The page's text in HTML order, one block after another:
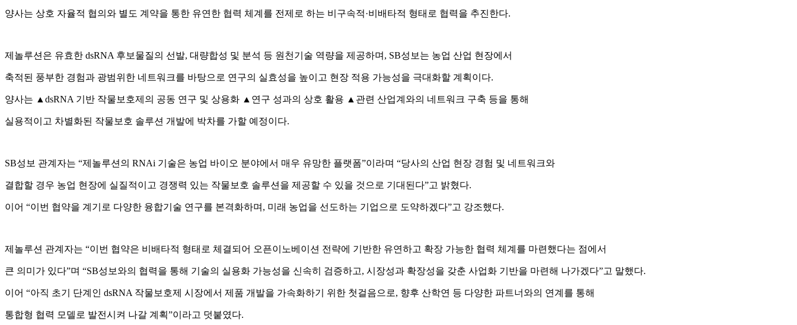
양사는 상호 자율적 협의와 별도 계약을 통한 유연한 협력 체계를 전제로 하는 비구속적·비배타적 형태로 협력을 추진한다.
제놀루션은 유효한 dsRNA 후보물질의 선발, 대량합성 및 분석 등 원천기술 역량을 제공하며, SB성보는 농업 산업 현장에서
축적된 풍부한 경험과 광범위한 네트워크를 바탕으로 연구의 실효성을 높이고 현장 적용 가능성을 극대화할 계획이다.
양사는 ▲dsRNA 기반 작물보호제의 공동 연구 및 상용화 ▲연구 성과의 상호 활용 ▲관련 산업계와의 네트워크 구축 등을 통해
실용적이고 차별화된 작물보호 솔루션 개발에 박차를 가할 예정이다.
SB성보 관계자는 “제놀루션의 RNAi 기술은 농업 바이오 분야에서 매우 유망한 플랫폼”이라며 “당사의 산업 현장 경험 및 네트워크와
결합할 경우 농업 현장에 실질적이고 경쟁력 있는 작물보호 솔루션을 제공할 수 있을 것으로 기대된다”고 밝혔다.
이어 “이번 협약을 계기로 다양한 융합기술 연구를 본격화하며, 미래 농업을 선도하는 기업으로 도약하겠다”고 강조했다.
제놀루션 관계자는 “이번 협약은 비배타적 형태로 체결되어 오픈이노베이션 전략에 기반한 유연하고 확장 가능한 협력 체계를 마련했다는 점에서
큰 의미가 있다”며 “SB성보와의 협력을 통해 기술의 실용화 가능성을 신속히 검증하고, 시장성과 확장성을 갖춘 사업화 기반을 마련해 나가겠다”고 말했다.
이어 “아직 초기 단계인 dsRNA 작물보호제 시장에서 제품 개발을 가속화하기 위한 첫걸음으로, 향후 산학연 등 다양한 파트너와의 연계를 통해
통합형 협력 모델로 발전시켜 나갈 계획”이라고 덧붙였다.